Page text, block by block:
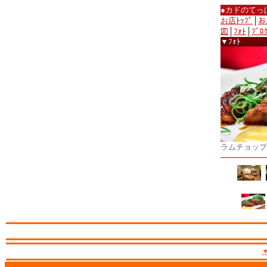
●カドのて
お店ﾄｯﾌﾟ
図
ﾌｫﾄ
ﾌﾞﾛ
▼ﾌｫﾄ
ラムチョッ